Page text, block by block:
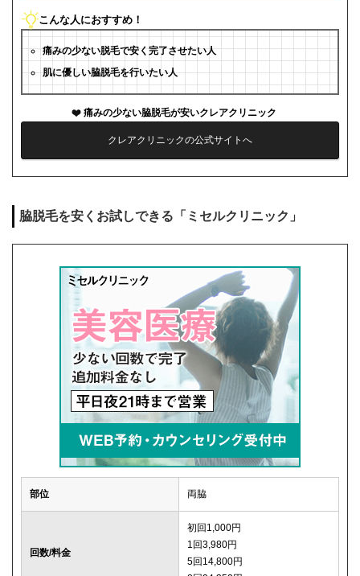
こんな人におすすめ！
痛みの少ない脱毛で安く完了させたい人
肌に優しい脇脱毛を行いたい人
痛みの少ない脇脱毛が安いクレアクリニック
クレアクリニックの公式サイトへ
脇脱毛を安くお試しできる「ミセルクリニック」
部位 両脇
回数/料金
初回1,000円
1回3,980円
5回14,800円